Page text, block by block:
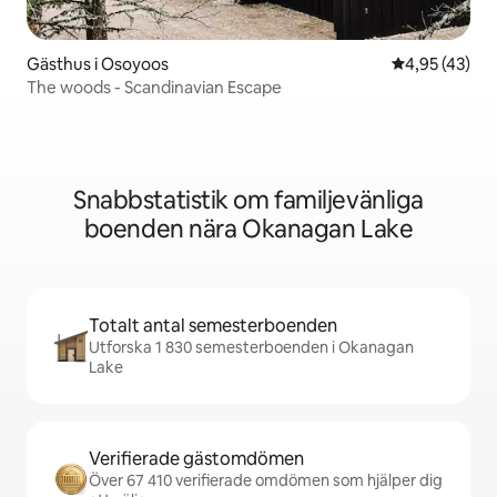
Gästhus i Osoyoos 4,95 av 5 i
4,95 (43)
The woods - Scandinavian Escape
Snabbstatistik om familjevänliga
boenden nära Okanagan Lake
Totalt antal semesterboenden
Utforska 1 830 semesterboenden i Okanagan
Lake
Verifierade gästomdömen
Över 67 410 verifierade omdömen som hjälper dig